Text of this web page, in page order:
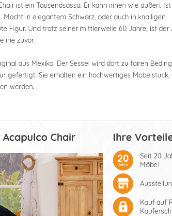
ist ein Tausendsassa. Er kann innen wie außen.
Macht in elegantem Schwarz, oder auch in knalligen
Figur. Und trotz seiner mittlerweile 60 Jahre, ist der
nie zuvor.
aus Mexiko. Der Sessel wird dort zu fairen
gefertigt. Sie erhalten ein hochwertiges Möbelstück,
werden.
Chair Ihre
Seit 20
Möbel
Kauf auf